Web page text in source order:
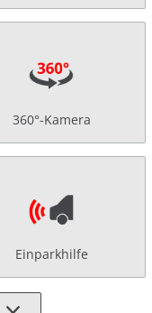
360°-Kamera
Einparkhilfe